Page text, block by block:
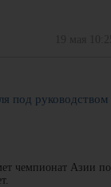
под руководством
чемпионат Азии по